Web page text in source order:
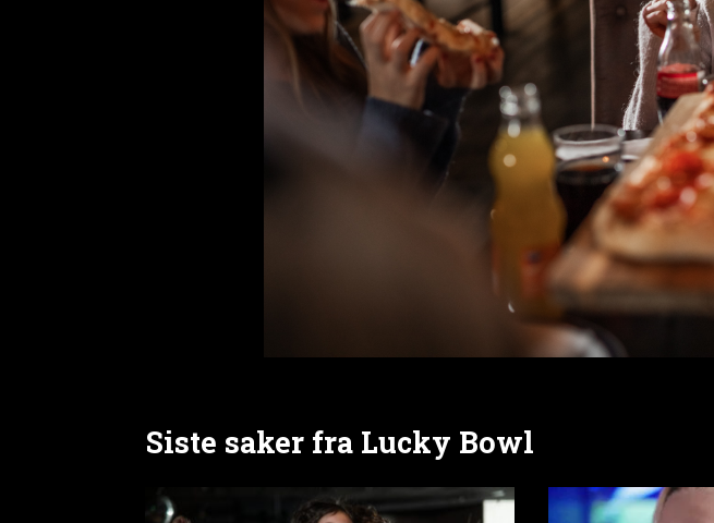
Siste saker fra Lucky Bowl